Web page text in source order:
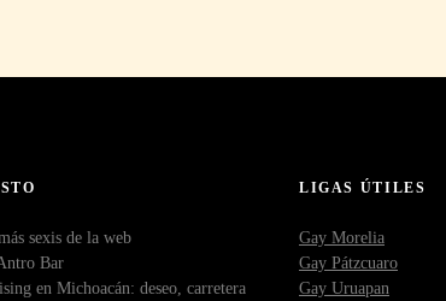
sexis de la web
Bar
en Michoacán: deseo, carretera
LIGAS ÚTILES
Gay Morelia
Gay Pátzcuaro
Gay Uruapan